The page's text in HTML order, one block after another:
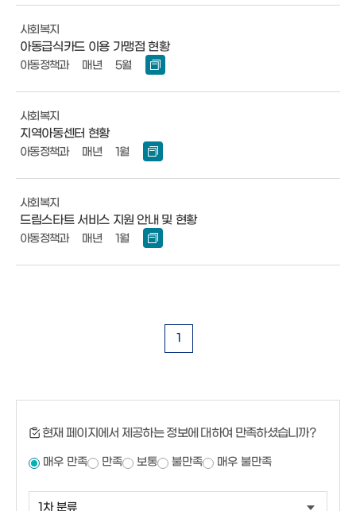
사회복지
아동급식카드 이용 가맹점 현황
아동정책과 매년 5월
사회복지
지역아동센터 현황
아동정책과 매년 1월
사회복지
드림스타트 서비스 지원 안내 및 현황
아동정책과 매년 1월
1
현재 페이지에서 제공하는 정보에 대하여 만족하셨습니까?
매우 만족 만족 보통 불만족 매우 불만족